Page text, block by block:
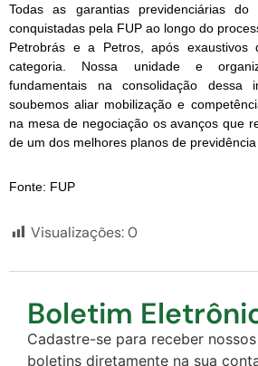
Todas as garantias previdenciárias
conquistadas pela FUP ao longo do
Petrobrás e a Petros, após exaustivos
categoria. Nossa unidade e
fundamentais na consolidação dessa
soubemos aliar mobilização e
na mesa de negociação os avanços que
de um dos melhores planos de
Fonte: FUP
Visualizações:0
Boletim
Cadastre-se para receber
boletins diretamente na sua